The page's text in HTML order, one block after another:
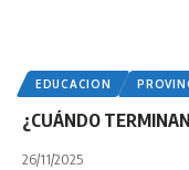
EDUCACION
¿CUÁNDO
26/11/2025